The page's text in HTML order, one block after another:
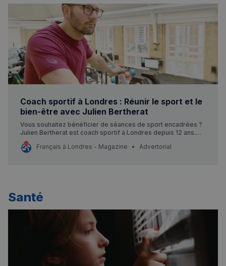
Coach sportif à Londres : Réunir le sport et le
bien-être avec Julien Bertherat
Vous souhaitez bénéficier de séances de sport encadrées ?
Julien Bertherat est coach sportif à Londres depuis 12 ans.
Français à Londres est parti à sa rencontre.
Français à Londres - Magazine
Advertorial
Santé